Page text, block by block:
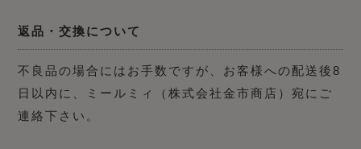
返品・交換について
不良品の場合にはお手数ですが、お客様への配送後8
日以内に、ミールミィ（株式会社金市商店）宛にご
連絡下さい。